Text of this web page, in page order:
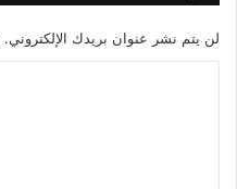
لن يتم نشر عنوان بريدك الإلكتروني.